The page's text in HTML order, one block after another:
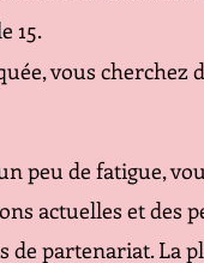
15.
vous cherchez
peu de fatigue,
actuelles et des
de partenariat. La